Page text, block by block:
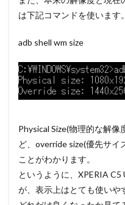
は下記コマンドを使います。
adb shell wm size
Physical Size(物理的な解
ど、override size(優先サイ
ことがわかります。
というように、XPERIA
が、表示上はとても使いや